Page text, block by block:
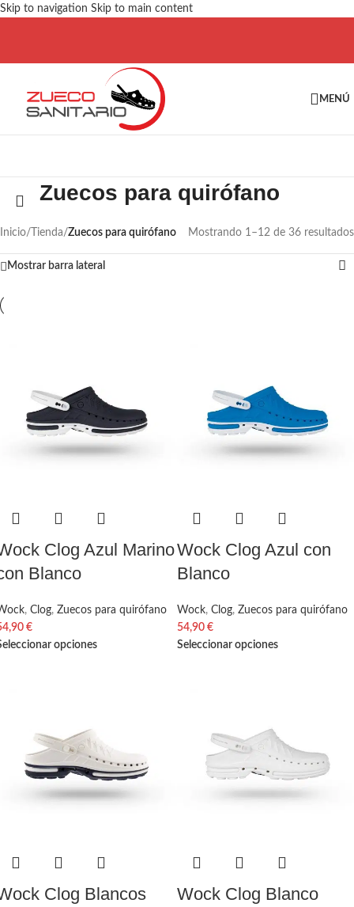
Skip to navigation Skip to main content
MENÚ
Zuecos para quirófano
Inicio/ Tienda/Zuecos para quirófano Mostrando 1–12 de 36 resultados
Mostrar barra lateral
Clog Azul Marino
Blanco
, Clog, Zuecos para quirófano
€
opciones
Wock Clog Azul con
Blanco
Wock, Clog, Zuecos para quirófano
54,90 €
Seleccionar opciones
Clog Blancos
Wock Clog Blanco